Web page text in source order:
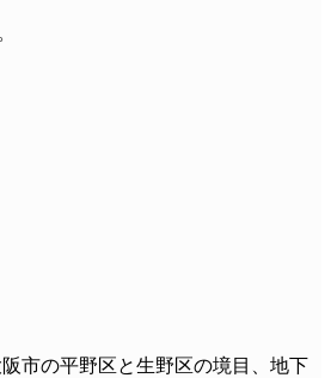
市の平野区と生野区の境目、地下